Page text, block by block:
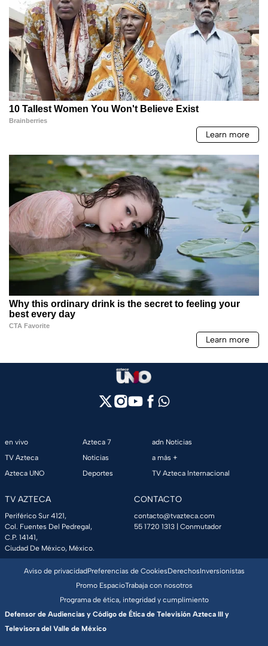
en vivo
TV Azteca
Azteca UNO
Azteca 7
Noticias
Deportes
adn Noticias
a más +
TV Azteca Internacional
TV AZTECA
Periférico Sur 4121,
Col. Fuentes Del Pedregal,
C.P. 14141,
Ciudad De México, México.
CONTACTO
contacto@tvazteca.com
55 1720 1313 | Conmutador
Aviso de privacidadPreferencias de CookiesDerechosInversionistas
Promo EspacioTrabaja con nosotros
Programa de ética, integridad y cumplimiento
Defensor de Audiencias y Código de Ética de Televisión Azteca III y
Televisora del Valle de México